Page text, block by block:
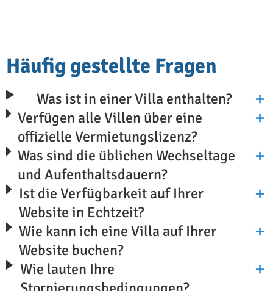
Häufig gestellte Fragen
Was ist in einer Villa enthalten?
Verfügen alle Villen über eine
offizielle Vermietungslizenz?
Was sind die üblichen Wechseltage
und Aufenthaltsdauern?
Ist die Verfügbarkeit auf Ihrer
Website in Echtzeit?
Wie kann ich eine Villa auf Ihrer
Website buchen?
Wie lauten Ihre